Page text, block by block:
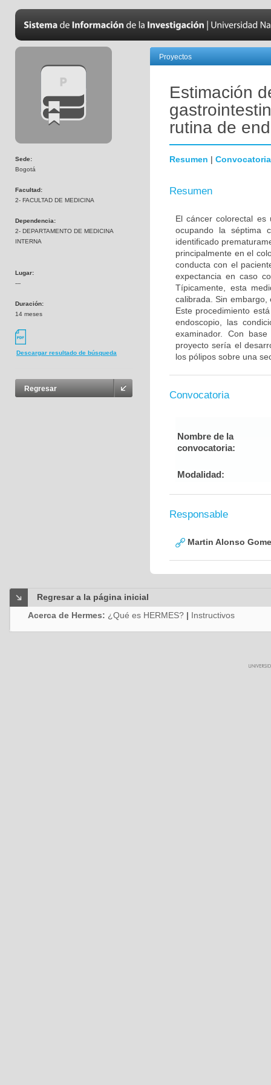
Sede:
Bogotá
Facultad:
2- FACULTAD DE MEDICINA
Dependencia:
2- DEPARTAMENTO DE MEDICINA
INTERNA
Lugar:
---
Duración:
14 meses
Descargar resultado de búsqueda
Regresar
Proyectos
Estimación
rutina de
Resumen | Convocatoria
Resumen
El cáncer colorectal
ocupando la séptima
identificado
principalmente en el
conducta con el
expectancia en caso
Típicamente, esta
calibrada. Sin
Este procedimiento
endoscopio, las
examinador. Con
proyecto sería el
los pólipos sobre una
Convocatoria
Nombre de la
convocatoria:
Modalidad:
Responsable
Martin Alonso
Regresar a la página inicial
Acerca de Hermes: ¿Qué es HERMES? | Instructivos